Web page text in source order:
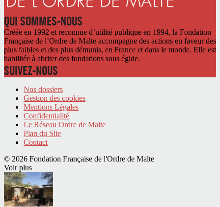
QUI SOMMES-NOUS
Créée en 1992 et reconnue d’utilité publique en 1994, la Fondation
Française de l’Ordre de Malte accompagne des actions en faveur des
plus faibles et des plus démunis, en France et dans le monde. Elle est
habilitée à abriter des fondations sous égide.
SUIVEZ-NOUS
Nos dossiers
Gestion des cookies
Mentions Légales
Confidentialité
Le Réseau Ordre de Malte
Plan du Site
Contact
© 2026 Fondation Française de l'Ordre de Malte
Voir plus